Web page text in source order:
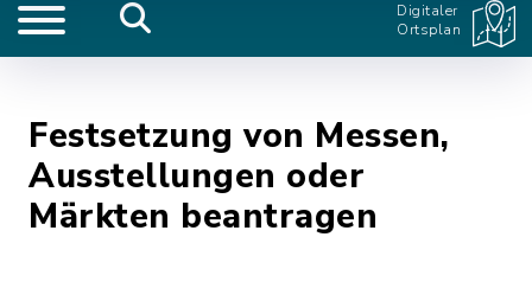
Digitaler
Ortsplan
Festsetzung von Messen,
Ausstellungen oder
Märkten beantragen